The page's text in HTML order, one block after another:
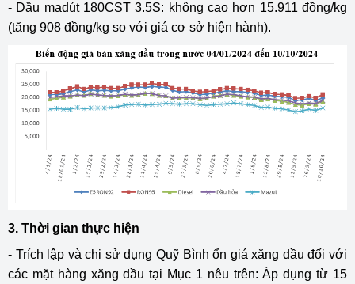
- Dầu madút 180CST 3.5S: không cao hơn 15.911 đồng/kg
(tăng 908 đồng/kg so với giá cơ sở hiện hành).
3. Thời gian thực hiện
- Trích lập và chi sử dụng Quỹ Bình ổn giá xăng dầu đối với
các mặt hàng xăng dầu tại Mục 1 nêu trên: Áp dụng từ 15